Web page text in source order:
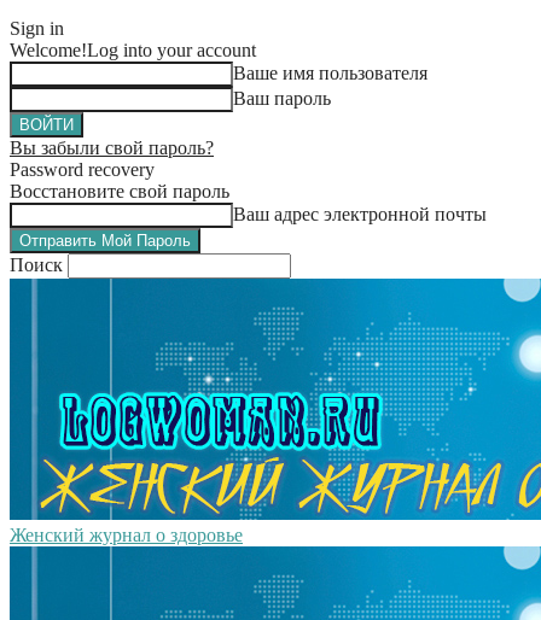
Sign in
Welcome!Log into your account
Ваше имя пользователя
Ваш пароль
Вы забыли свой пароль?
Password recovery
Восстановите свой пароль
Ваш адрес электронной почты
Поиск
Женский журнал о здоровье